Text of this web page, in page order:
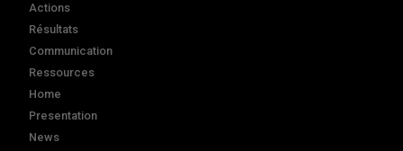
Actions
Résultats
Communication
Ressources
Home
Presentation
News